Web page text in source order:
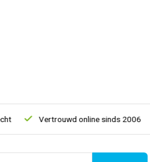
Vertrouwd online sinds 2006